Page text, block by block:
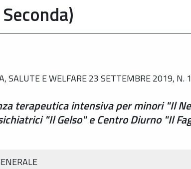
SALUTE E WELFARE 23 SETTEMBRE 2019, N.
terapeutica intensiva per minori "Il
"Il Gelso" e Centro Diurno "Il